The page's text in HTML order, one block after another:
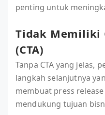
penting untuk
Tidak Memiliki
(CTA)
Tanpa CTA yang jelas,
langkah selanjutnya
membuat press
mendukung tujuan